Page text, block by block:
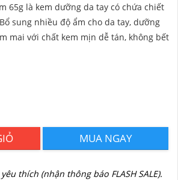
65g là kem dưỡng da tay có chứa chiết
sung nhiều độ ẩm cho da tay, dưỡng
mai với chất kem mịn dễ tán, không bết
MUA NGAY
thích (nhận thông báo FLASH SALE).